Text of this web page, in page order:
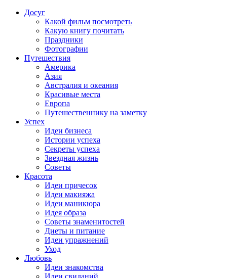
Досуг
Какой фильм посмотреть
Какую книгу почитать
Праздники
Фотографии
Путешествия
Америка
Азия
Австралия и океания
Красивые места
Европа
Путешественнику на заметку
Успех
Идеи бизнеса
Истории успеха
Секреты успеха
Звездная жизнь
Советы
Красота
Идеи причесок
Идеи макияжа
Идеи маникюра
Идея образа
Советы знаменитостей
Диеты и питание
Идеи упражнений
Уход
Любовь
Идеи знакомства
Идеи свиданий